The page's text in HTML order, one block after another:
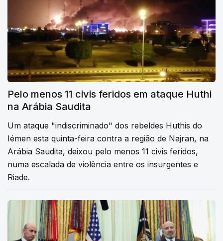
Pelo menos 11 civis feridos em ataque Huthi
na Arábia Saudita
Um ataque "indiscriminado" dos rebeldes Huthis do
Iémen esta quinta-feira contra a região de Najran, na
Arábia Saudita, deixou pelo menos 11 civis feridos,
numa escalada de violência entre os insurgentes e
Riade.